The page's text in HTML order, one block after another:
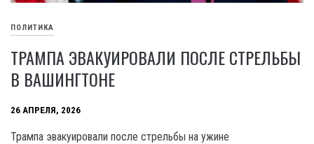
ПОЛИТИКА
ТРАМПА ЭВАКУИРОВАЛИ ПОСЛЕ СТРЕЛЬБЫ
В ВАШИНГТОНЕ
26 АПРЕЛЯ, 2026
Трампа эвакуировали после стрельбы на ужине